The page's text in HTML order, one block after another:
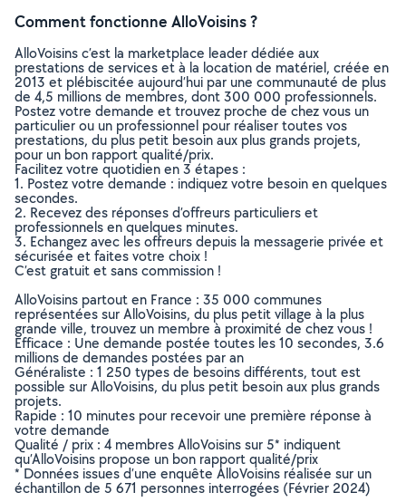
Comment fonctionne AlloVoisins ?
AlloVoisins c’est la marketplace leader dédiée aux
prestations de services et à la location de matériel, créée en
2013 et plébiscitée aujourd’hui par une communauté de plus
de 4,5 millions de membres, dont 300 000 professionnels.
Postez votre demande et trouvez proche de chez vous un
particulier ou un professionnel pour réaliser toutes vos
prestations, du plus petit besoin aux plus grands projets,
pour un bon rapport qualité/prix.
Facilitez votre quotidien en 3 étapes :
1. Postez votre demande : indiquez votre besoin en quelques
secondes.
2. Recevez des réponses d’offreurs particuliers et
professionnels en quelques minutes.
3. Echangez avec les offreurs depuis la messagerie privée et
sécurisée et faites votre choix !
C’est gratuit et sans commission !
AlloVoisins partout en France : 35 000 communes
représentées sur AlloVoisins, du plus petit village à la plus
grande ville, trouvez un membre à proximité de chez vous !
Efficace : Une demande postée toutes les 10 secondes, 3.6
millions de demandes postées par an
Généraliste : 1 250 types de besoins différents, tout est
possible sur AlloVoisins, du plus petit besoin aux plus grands
projets.
Rapide : 10 minutes pour recevoir une première réponse à
votre demande
Qualité / prix : 4 membres AlloVoisins sur 5* indiquent
qu’AlloVoisins propose un bon rapport qualité/prix
* Données issues d’une enquête AlloVoisins réalisée sur un
échantillon de 5 671 personnes interrogées (Février 2024)